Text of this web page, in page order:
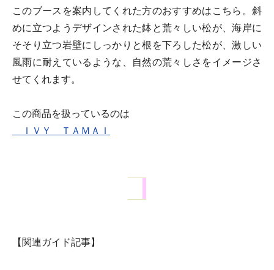
このブースを案内してくれた方のおすすめはこちら。斜
めに立つようデザインされた鉢と荒々しい松が、海岸に
そそり立つ岩壁にしっかりと根を下ろした松が、激しい
風雨に耐えているような、自然の荒々しさをイメージさ
せてくれます。
この商品を扱っているのは
ＩＶＹ ＴＡＭＡＩ
【関連ガイド記事】